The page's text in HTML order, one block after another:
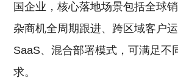
国企业，核心落地场景包括全球
杂商机全周期跟进、跨区域客户
SaaS、混合部署模式，可满足不
求。